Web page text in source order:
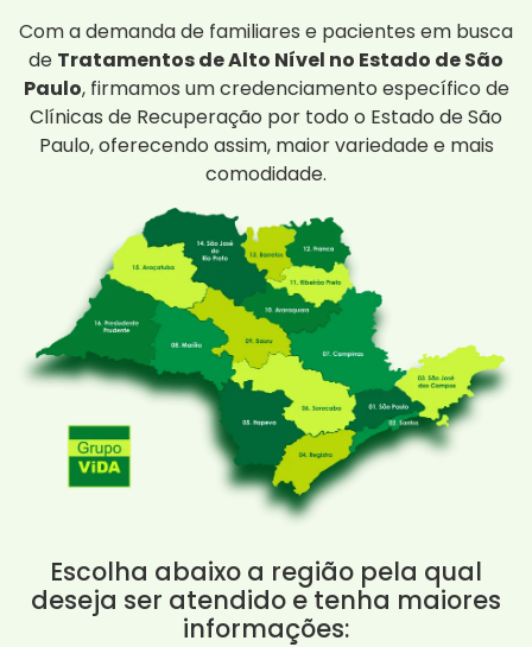
Com a demanda de familiares e pacientes em busca
de Tratamentos de Alto Nível no Estado de São
Paulo, firmamos um credenciamento específico de
Clínicas de Recuperação por todo o Estado de São
Paulo, oferecendo assim, maior variedade e mais
comodidade.
Escolha abaixo a região pela qual
deseja ser atendido e tenha maiores
informações: